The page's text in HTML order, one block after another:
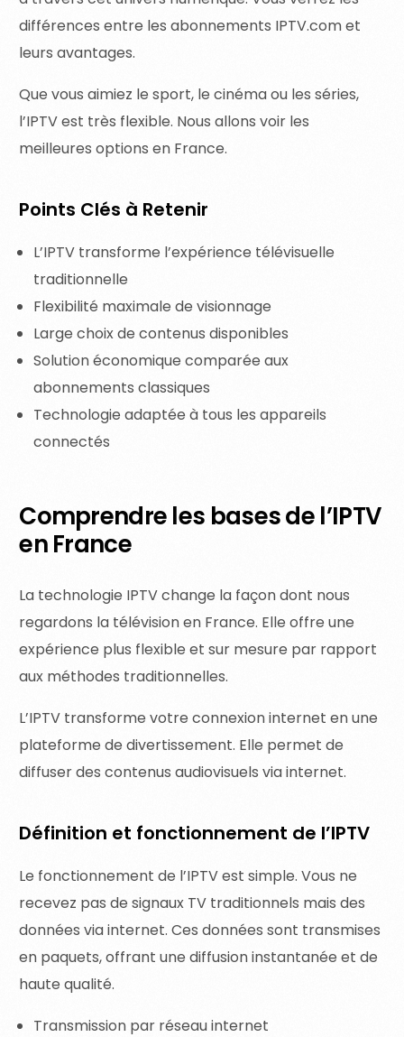
différences entre les abonnements IPTV.com et
leurs avantages.
Que vous aimiez le sport, le cinéma ou les séries,
l’IPTV est très flexible. Nous allons voir les
meilleures options en France.
Points Clés à Retenir
L’IPTV transforme l’expérience télévisuelle
traditionnelle
Flexibilité maximale de visionnage
Large choix de contenus disponibles
Solution économique comparée aux
abonnements classiques
Technologie adaptée à tous les appareils
connectés
Comprendre les bases de l’IPTV
en France
La technologie IPTV change la façon dont nous
regardons la télévision en France. Elle offre une
expérience plus flexible et sur mesure par rapport
aux méthodes traditionnelles.
L’IPTV transforme votre connexion internet en une
plateforme de divertissement. Elle permet de
diffuser des contenus audiovisuels via internet.
Définition et fonctionnement de l’IPTV
Le fonctionnement de l’IPTV est simple. Vous ne
recevez pas de signaux TV traditionnels mais des
données via internet. Ces données sont transmises
en paquets, offrant une diffusion instantanée et de
haute qualité.
Transmission par réseau internet